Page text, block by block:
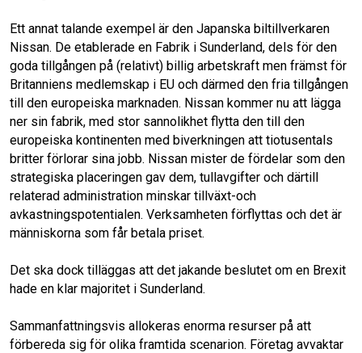
Ett annat talande exempel är den Japanska biltillverkaren
Nissan. De etablerade en Fabrik i Sunderland, dels för den
goda tillgången på (relativt) billig arbetskraft men främst för
Britanniens medlemskap i EU och därmed den fria tillgången
till den europeiska marknaden. Nissan kommer nu att lägga
ner sin fabrik, med stor sannolikhet flytta den till den
europeiska kontinenten med biverkningen att tiotusentals
britter förlorar sina jobb. Nissan mister de fördelar som den
strategiska placeringen gav dem, tullavgifter och därtill
relaterad administration minskar tillväxt-och
avkastningspotentialen. Verksamheten förflyttas och det är
människorna som får betala priset.
Det ska dock tilläggas att det jakande beslutet om en Brexit
hade en klar majoritet i Sunderland.
Sammanfattningsvis allokeras enorma resurser på att
förbereda sig för olika framtida scenarion. Företag avvaktar